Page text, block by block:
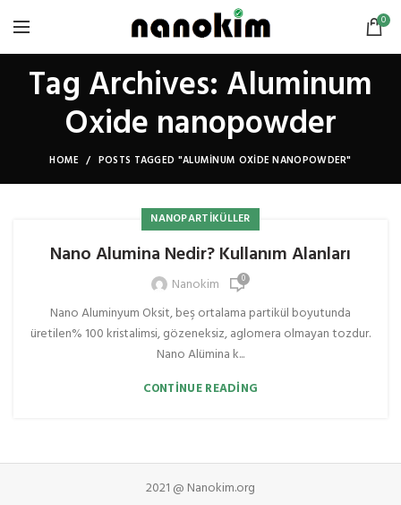
0
Tag Archives: Aluminum
Oxide nanopowder
HOME POSTS TAGGED "ALUMINUM OXIDE NANOPOWDER"
NANOPARTIKÜLLER
Nano Alumina Nedir? Kullanım Alanları
Nanokim 0
Nano Aluminyum Oksit, beş ortalama partikül boyutunda
üretilen% 100 kristalimsi, gözeneksiz, aglomera olmayan tozdur.
Nano Alümina k...
CONTINUE READING
2021 @ Nanokim.org